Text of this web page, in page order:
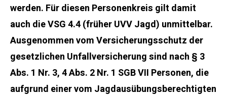
werden. Für diesen Personenkreis gilt damit
auch die VSG 4.4 (früher UVV Jagd) unmittelbar.
Ausgenommen vom Versicherungsschutz der
gesetzlichen Unfallversicherung sind nach § 3
Abs. 1 Nr. 3, 4 Abs. 2 Nr. 1 SGB VII Personen, die
aufgrund einer vom Jagdausübungsberechtigten